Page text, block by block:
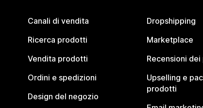
Canali di vendita
Ricerca prodotti
Vendita prodotti
Ordini e spedizioni
Design del negozio
Dropshipping
Marketplace
Recensioni
Upselling e
prodotti